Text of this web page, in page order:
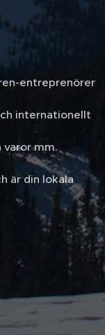
entreprenörer
internationellt
varor mm.
är din lokala